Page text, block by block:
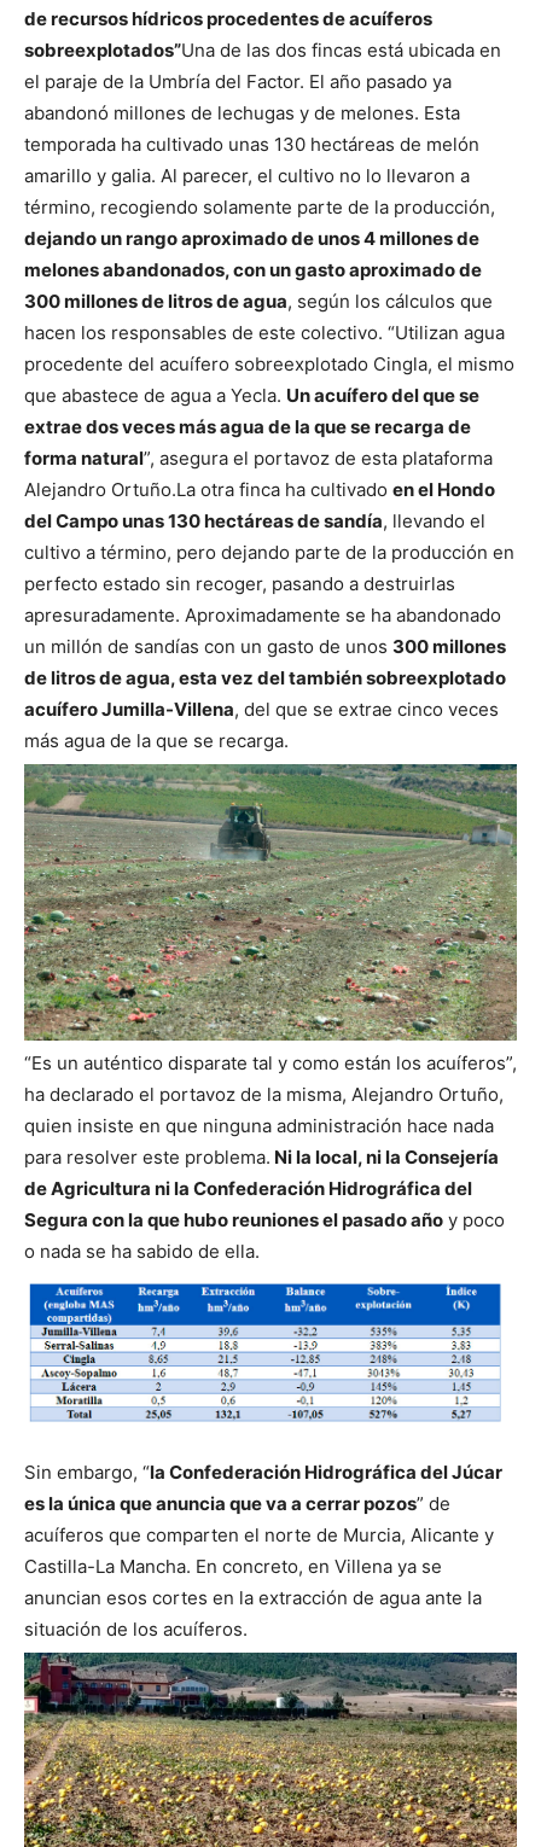
de recursos hídricos procedentes de acuíferos
sobreexplotados”Una de las dos fincas está ubicada en
el paraje de la Umbría del Factor. El año pasado ya
abandonó millones de lechugas y de melones. Esta
temporada ha cultivado unas 130 hectáreas de melón
amarillo y galia. Al parecer, el cultivo no lo llevaron a
término, recogiendo solamente parte de la producción,
dejando un rango aproximado de unos 4 millones de
melones abandonados, con un gasto aproximado de
300 millones de litros de agua, según los cálculos que
hacen los responsables de este colectivo. “Utilizan agua
procedente del acuífero sobreexplotado Cingla, el mismo
que abastece de agua a Yecla. Un acuífero del que se
extrae dos veces más agua de la que se recarga de
forma natural”, asegura el portavoz de esta plataforma
Alejandro Ortuño.La otra finca ha cultivado en el Hondo
del Campo unas 130 hectáreas de sandía, llevando el
cultivo a término, pero dejando parte de la producción en
perfecto estado sin recoger, pasando a destruirlas
apresuradamente. Aproximadamente se ha abandonado
un millón de sandías con un gasto de unos 300 millones
de litros de agua, esta vez del también sobreexplotado
acuífero Jumilla-Villena, del que se extrae cinco veces
más agua de la que se recarga.
“Es un auténtico disparate tal y como están los acuíferos”,
ha declarado el portavoz de la misma, Alejandro Ortuño,
quien insiste en que ninguna administración hace nada
para resolver este problema. Ni la local, ni la Consejería
de Agricultura ni la Confederación Hidrográfica del
Segura con la que hubo reuniones el pasado año y poco
o nada se ha sabido de ella.
Sin embargo, “la Confederación Hidrográfica del Júcar
es la única que anuncia que va a cerrar pozos” de
acuíferos que comparten el norte de Murcia, Alicante y
Castilla-La Mancha. En concreto, en Villena ya se
anuncian esos cortes en la extracción de agua ante la
situación de los acuíferos.